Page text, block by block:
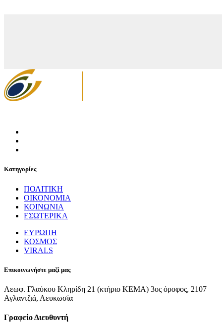
Κατηγορίες
ΠΟΛΙΤΙΚΗ
ΟΙΚΟΝΟΜΙΑ
ΚΟΙΝΩΝΙΑ
ΕΣΩΤΕΡΙΚΑ
ΕΥΡΩΠΗ
ΚΟΣΜΟΣ
VIRALS
Επικοινωνήστε μαζί μας
Λεωφ. Γλαύκου Κληρίδη 21 (κτήριο ΚΕΜΑ) 3ος όροφος, 2107
Αγλαντζιά, Λευκωσία
Γραφείο Διευθυντή